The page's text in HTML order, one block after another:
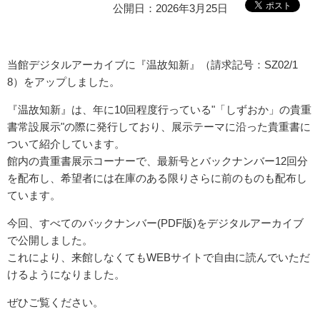
公開日： 2026年3月25日
当館デジタルアーカイブに『温故知新』（請求記号：SZ02/1
8）
をアップしました。
『温故知新』は、年に10回程度行っている"「しずおか」の貴重
書常設展示"の際に発行しており、展示テーマに沿った貴重書に
ついて紹介しています。
館内の貴重書展示コーナーで、最新号とバックナンバー12回分
を配布し、希望者には在庫のある限りさらに前のものも配布し
ています。
今回、すべてのバックナンバー(PDF版)をデジタルアーカイブ
で公開しました。
これにより、来館しなくてもWEBサイトで自由に読んでいただ
けるようになりました。
ぜひご覧ください。